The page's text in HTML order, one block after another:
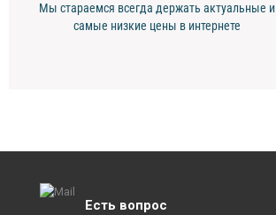
Мы стараемся всегда держать актуальные и
самые низкие цены в интернете
Есть вопрос